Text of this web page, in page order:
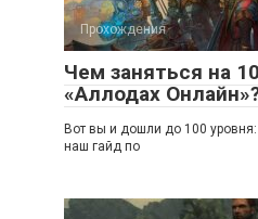
Прохождения
Чем заняться на
«Аллодах
Вот вы и дошли до 100
наш гайд по